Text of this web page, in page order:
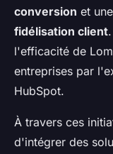
conversion et
fidélisation client
l'efficacité de
entreprises par
HubSpot.
À travers ces
d'intégrer des